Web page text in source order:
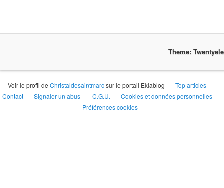
Theme:
Voir le profil deChristaldesaintmarcsur le portail Eklablog
Top articles
Contact
Signaler un abus C.G.U.
Cookies et données personnelles
Préférences cookies